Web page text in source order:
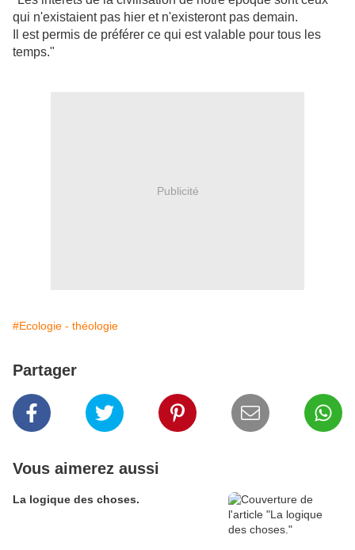
qui n'existaient pas hier et n'existeront pas demain.
Il est permis de préférer ce qui est valable pour tous les
temps."
Publicité
#Ecologie - théologie
Partager
Vous aimerez aussi
La logique des choses.